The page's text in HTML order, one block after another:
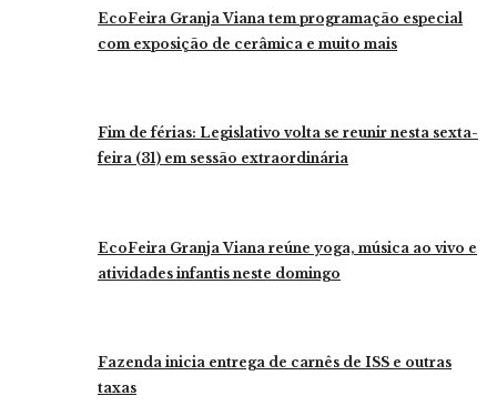
EcoFeira Granja Viana tem programação especial
com exposição de cerâmica e muito mais
Fim de férias: Legislativo volta se reunir nesta sexta-
feira (31) em sessão extraordinária
EcoFeira Granja Viana reúne yoga, música ao vivo e
atividades infantis neste domingo
Fazenda inicia entrega de carnês de ISS e outras
taxas